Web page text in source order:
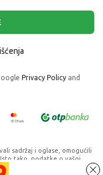
Privacy Policy and
sadržaj i oglase, omogućili
tako, podatke o vašoj
društvene medije,